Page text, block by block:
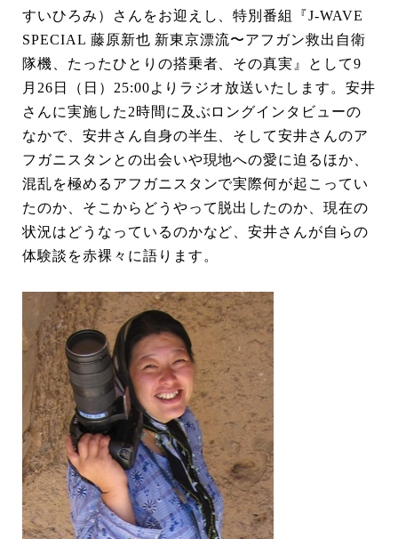
すいひろみ）さんをお迎えし、特別番組『J-WAVE
SPECIAL 藤原新也 新東京漂流〜アフガン救出自衛
隊機、たったひとりの搭乗者、その真実』として9
月26日（日）25:00よりラジオ放送いたします。安井
さんに実施した2時間に及ぶロングインタビューの
なかで、安井さん自身の半生、そして安井さんのア
フガニスタンとの出会いや現地への愛に迫るほか、
混乱を極めるアフガニスタンで実際何が起こってい
たのか、そこからどうやって脱出したのか、現在の
状況はどうなっているのかなど、安井さんが自らの
体験談を赤裸々に語ります。